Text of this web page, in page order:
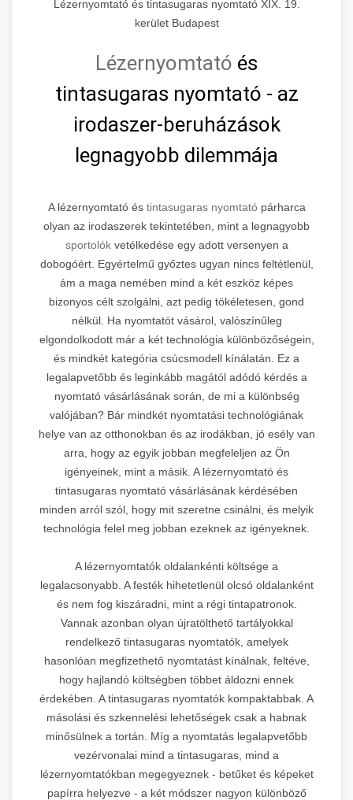
Lézernyomtató és tintasugaras nyomtató XIX. 19.
kerület Budapest
Lézernyomtató és
tintasugaras nyomtató - az
irodaszer-beruházások
legnagyobb dilemmája
A lézernyomtató és tintasugaras nyomtatópárharca
olyan az irodaszerek tekintetében, mint a legnagyobb
sportolókvetélkedése egy adott versenyen a
dobogóért. Egyértelmű győztes ugyan nincs feltétlenül,
ám a maga nemében mind a két eszköz képes
bizonyos célt szolgálni, azt pedig tökéletesen, gond
nélkül. Ha nyomtatót vásárol, valószínűleg
elgondolkodott már a két technológia különbözőségein,
és mindkét kategória csúcsmodell kínálatán. Ez a
legalapvetőbb és leginkább magától adódó kérdés a
nyomtató vásárlásának során, de mi a különbség
valójában? Bár mindkét nyomtatási technológiának
helye van az otthonokban és az irodákban, jó esély van
arra, hogy az egyik jobban megfeleljen az Ön
igényeinek, mint a másik. A lézernyomtató és
tintasugaras nyomtató vásárlásának kérdésében
minden arról szól, hogy mit szeretne csinálni, és melyik
technológia felel meg jobban ezeknek az igényeknek.
A lézernyomtatók oldalankénti költsége a
legalacsonyabb. A festék hihetetlenül olcsó oldalanként
és nem fog kiszáradni, mint a régi tintapatronok.
Vannak azonban olyan újratölthető tartályokkal
rendelkező tintasugaras nyomtatók, amelyek
hasonlóan megfizethető nyomtatást kínálnak, feltéve,
hogy hajlandó költségben többet áldozni ennek
érdekében. A tintasugaras nyomtatók kompaktabbak. A
másolási és szkennelési lehetőségek csak a habnak
minősülnek a tortán. Míg a nyomtatás legalapvetőbb
vezérvonalai mind a tintasugaras, mind a
lézernyomtatókban megegyeznek - betűket és képeket
papírra helyezve - a két módszer nagyon különböző